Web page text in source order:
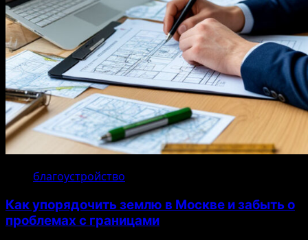
благоустройство
Как упорядочить землю в Москве и забыть о
проблемах с границами